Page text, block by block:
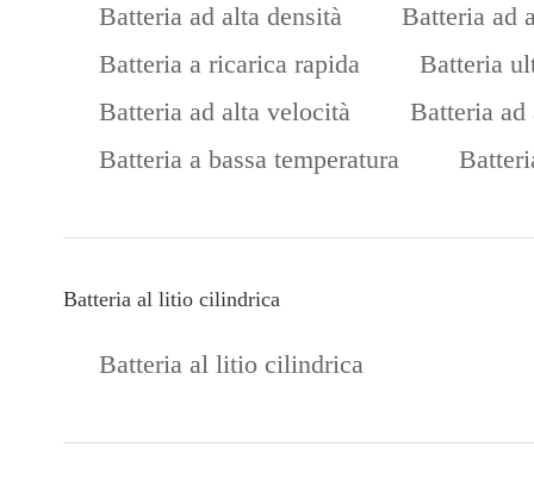
Batteria ad alta densità
Batteria ad
Batteria a ricarica rapida
Batteria
Batteria ad alta velocità
Batteria ad
Batteria a bassa temperatura
Batteria al litio cilindrica
Batteria al litio cilindrica